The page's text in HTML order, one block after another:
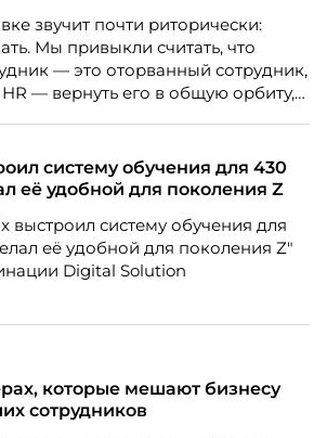
звучит почти риторически:
Мы привыкли считать, что
— это оторванный сотрудник,
HR — вернуть его в общую орбиту,
остановиться на неудобном
ровно обратное тому, что
Автор свежего выпуска
— HR Tech лидер, эксперт по
приглашённый лектор НИУ ВШЭ и
«Дао женской карьеры».
систему обучения для 430
её удобной для поколения Z
выстроил систему обучения для
её удобной для поколения Z"
Digital Solution
которые мешают бизнесу
сотрудников